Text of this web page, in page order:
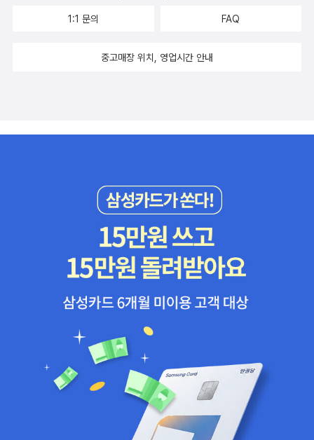
1:1 문의 FAQ
중고매장 위치, 영업시간 안내